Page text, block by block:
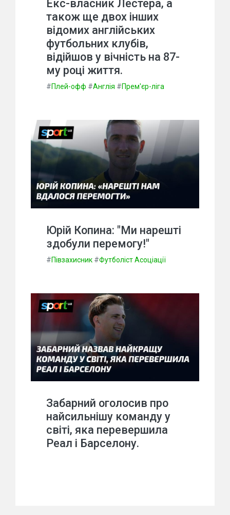
Екс-власник Лестера, а
також ще двох інших
відомих англійських
футбольних клубів,
відійшов у вічність на 87-
му році життя.
#Плей-офф #Англія #Прем'єр-ліга
Юрій Копина: "Ми нарешті
здобули перемогу!"
#Півзахисник #Футболіст Асоціації
Забарний оголосив про
найсильнішу команду у
світі, яка перевершила
Реал і Барселону.